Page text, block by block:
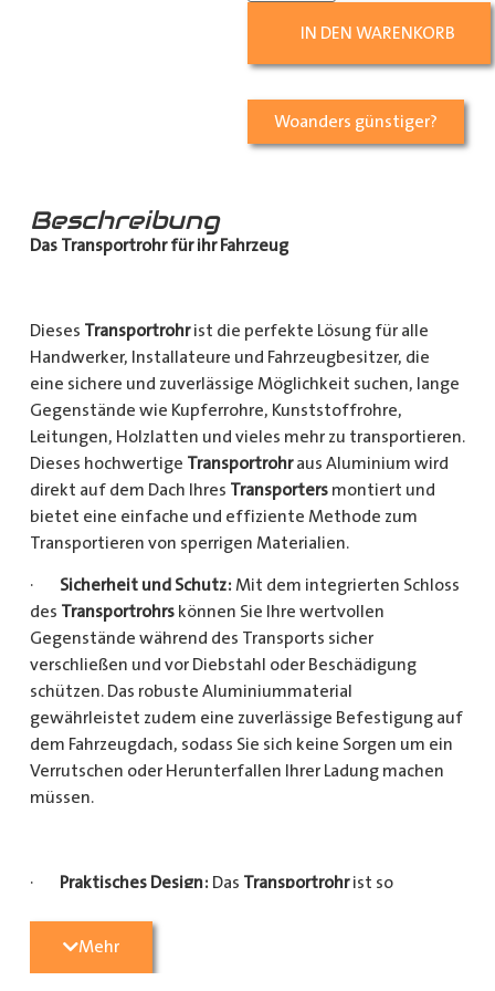
IN DEN WARENKORB
Woanders günstiger?
Beschreibung
Das Transportrohr für ihr Fahrzeug
Dieses Transportrohrist die perfekte Lösung für alle
Handwerker, Installateure und Fahrzeugbesitzer, die
eine sichere und zuverlässige Möglichkeit suchen, lange
Gegenstände wie Kupferrohre, Kunststoffrohre,
Leitungen, Holzlatten und vieles mehr zu transportieren.
Dieses hochwertige Transportrohraus Aluminium wird
direkt auf dem Dach Ihres Transportersmontiert und
bietet eine einfache und effiziente Methode zum
Transportieren von sperrigen Materialien.
· Sicherheit und Schutz: Mit dem integrierten Schloss
des Transportrohrskönnen Sie Ihre wertvollen
Gegenstände während des Transports sicher
verschließen und vor Diebstahl oder Beschädigung
schützen. Das robuste Aluminiummaterial
gewährleistet zudem eine zuverlässige Befestigung auf
dem Fahrzeugdach, sodass Sie sich keine Sorgen um ein
Verrutschen oder Herunterfallen Ihrer Ladung machen
müssen.
· Praktisches Design: Das Transportrohrist so
Gegenständen sicher und einfach transportieren kann
Mehr